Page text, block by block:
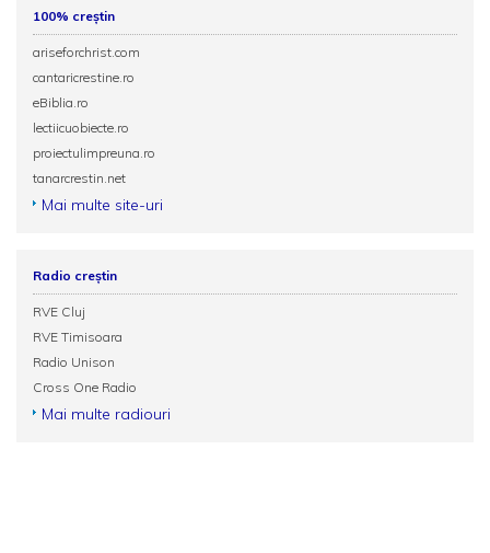
100% creștin
ariseforchrist.com
cantaricrestine.ro
eBiblia.ro
lectiicuobiecte.ro
proiectulimpreuna.ro
tanarcrestin.net
Mai multe site-uri
Radio creștin
RVE Cluj
RVE Timisoara
Radio Unison
Cross One Radio
Mai multe radiouri